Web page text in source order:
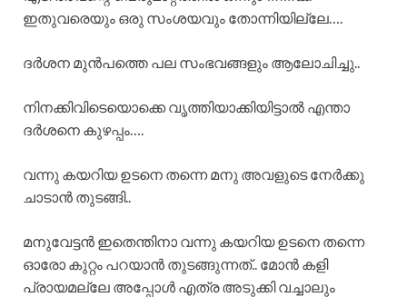
ഇതുവരെയും ഒരു സംശയവും തോന്നിയില്ലേ….
ദർശന മുൻപത്തെ പല സംഭവങ്ങളും ആലോചിച്ചു..
നിനക്കിവിടെയൊക്കെ വൃത്തിയാക്കിയിട്ടാൽ എന്താ
ദർശനെ കുഴപ്പം….
വന്നു കയറിയ ഉടനെ തന്നെ മനു അവളുടെ നേർക്കു
ചാടാൻ തുടങ്ങി..
മനുവേട്ടൻ ഇതെന്തിനാ വന്നു കയറിയ ഉടനെ തന്നെ
ഓരോ കുറ്റം പറയാൻ തുടങ്ങുന്നത്.. മോൻ കളി
പ്രായമല്ലേ അപ്പോൾ എത്ര അടുക്കി വച്ചാലും